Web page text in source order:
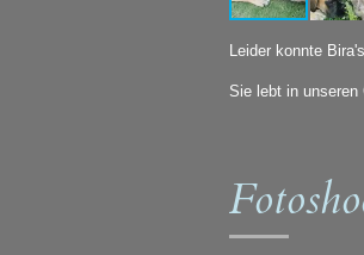
Leider konnte
Sie lebt in